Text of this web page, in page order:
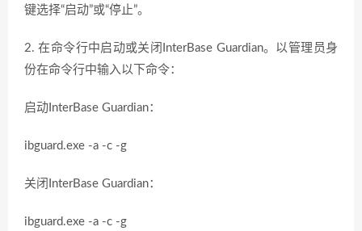
键选择“启动”或“停止”。
2. 在命令行中启动或关闭InterBase Guardian。以管理员身
份在命令行中输入以下命令：
启动InterBase Guardian：
ibguard.exe -a -c -g
关闭InterBase Guardian：
ibguard.exe -a -c -g